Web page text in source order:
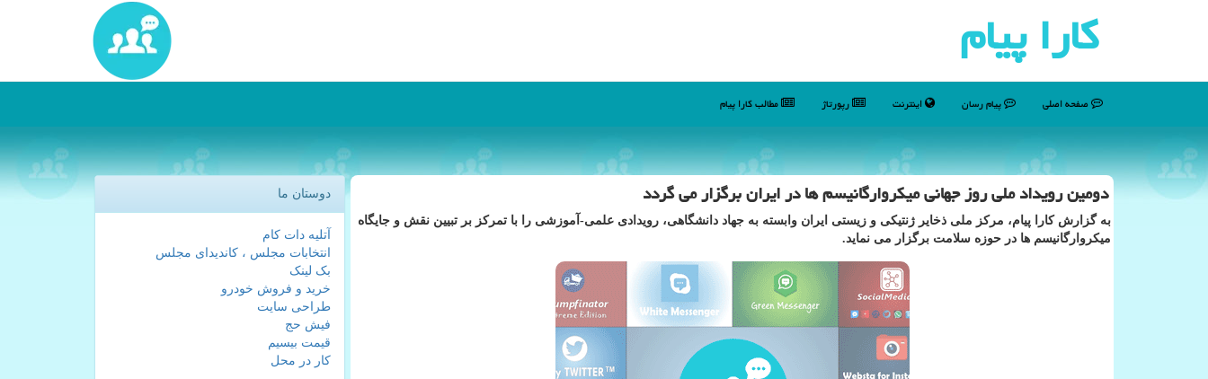
كارا پیام
صفحه اصلی پیام رسان اینترنت رپورتاژ مطالب كارا پیام
دومین رویداد ملی روز جهانی میکروارگانیسم ها در ایران برگزار می گردد
به گزارش کارا پیام، مرکز ملی ذخایر ژنتیکی و زیستی ایران وابسته به جهاد دانشگاهی، رویدادی علمی-آموزشی را با تمرکز بر تبیین نقش و جایگاه
میکروارگانیسم ها در حوزه سلامت برگزار می نماید.
دوستان ما
آتلیه دات کام
انتخابات مجلس ، کاندیدای مجلس
بک لینک
خرید و فروش خودرو
طراحی سایت
فیش حج
قیمت بیسیم
کار در محل